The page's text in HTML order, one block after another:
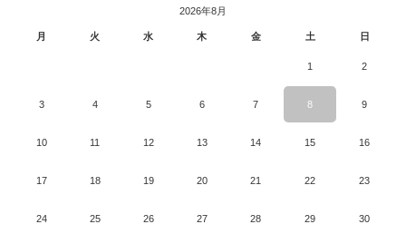
2026年8月
月 火 水 木 金 土 日
1 2
3 4 5 6 7 8 9
10 11 12 13 14 15 16
17 18 19 20 21 22 23
24 25 26 27 28 29 30